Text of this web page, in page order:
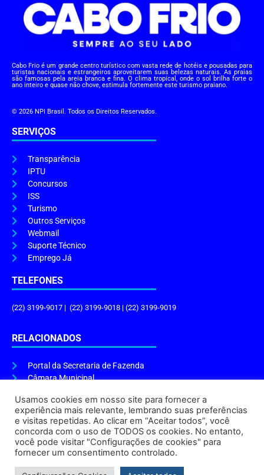
Cabo Frio é um grande centro turístico com vasta rede de hotéis e pousadas para
turistas nacionais e estrangeiros aproveitarem suas belezas naturais. As praias
são famosas pela areia branca e fina. O clima tropical, onde o sol brilha forte o
ano inteiro e quase não chove, estimula fortemente este turismo praiano.
© 2026 NPI Brasil. Todos os Direitos Reservados.
SERVIÇOS
Transparência
IPTU
Concursos
ISS
Turismo
Outros Serviços
Webmail
Suporte Técnico
Emprego Já
TELEFONES
(22) 3199-9017 | (22) 3199-9018 | (22) 3199-9019
RELACIONADOS
Portal da Secretaria de Fazenda
Câmara Municipal
ENDEREÇO E HORÁRIO
Endereço:Praça Tiradentes, s/n – Centro, Cabo Frio – RJ, 28906-290
Atendimento do Protocolo Geral da Prefeitura:9h às 16h
Horário de Funcionamento:8h às 17h
Usamos cookies em nosso site para fornecer a
experiência mais relevante, lembrando suas preferências
e visitas repetidas. Ao clicar em “Aceitar todos”, você
concorda com o uso de TODOS os cookies. No entanto,
você pode visitar "Configurações de cookies" para
fornecer um consentimento controlado.